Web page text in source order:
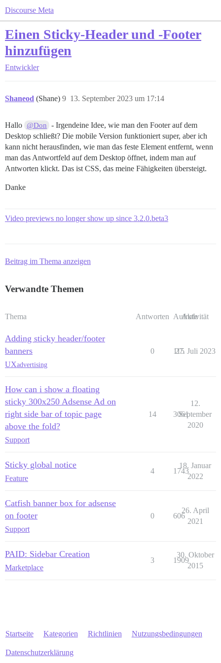
Discourse Meta
Einen Sticky-Header und -Footer
hinzufügen
Entwickler
Shaneod (Shane) 13. September 2023 um 17:14
9
Hallo @Don
- Irgendeine Idee, wie man den Footer auf dem
Desktop schließt? Die mobile Version funktioniert super, aber ich
kann nicht herausfinden, wie man das feste Element entfernt, wenn
man das Antwortfeld auf dem Desktop öffnet, indem man auf
Antworten klickt. Das ist CSS, das meine Fähigkeiten übersteigt.
Danke
Video previews no longer show up since 3.2.0.beta3
Beitrag im Thema anzeigen
Verwandte Themen
Thema Antworten Aufrufe
Aktivität
Adding sticky header/footer
banners
UXadvertising
0 115
27. Juli 2023
How can i show a floating
sticky 300x250 Adsense Ad on
right side bar of topic page
above the fold?
Support
14 3061
12.
September
2020
Sticky global notice
Feature
4 1743
18. Januar
2022
Catfish banner box for adsense
on footer
Support
0 606
26. April
2021
PAID: Sidebar Creation
Marketplace
3 1909
30. Oktober
2015
Startseite Kategorien Richtlinien Nutzungsbedingungen
Datenschutzerklärung